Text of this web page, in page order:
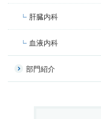
肝臓内科
血液内科
部門紹介